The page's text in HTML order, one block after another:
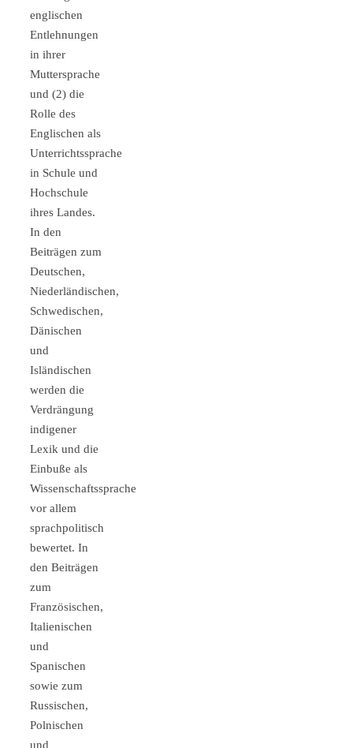
englischen
Entlehnungen
in ihrer
Muttersprache
und (2) die
Rolle des
Englischen als
Unterrichtssprache
in Schule und
Hochschule
ihres Landes.
In den
Beiträgen zum
Deutschen,
Niederländischen,
Schwedischen,
Dänischen
und
Isländischen
werden die
Verdrängung
indigener
Lexik und die
Einbuße als
Wissenschaftssprache
vor allem
sprachpolitisch
bewertet. In
den Beiträgen
zum
Französischen,
Italienischen
und
Spanischen
sowie zum
Russischen,
Polnischen
und